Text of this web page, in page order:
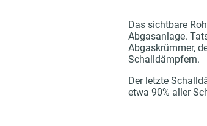
Das sichtbare
Abgasanlage.
Abgaskrümmer,
Schalldämpfern.
Der letzte
etwa 90% aller